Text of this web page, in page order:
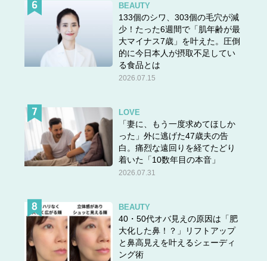
BEAUTY
133個のシワ、303個の毛穴が減
少！たった6週間で「肌年齢が最
大マイナス7歳」を叶えた。圧倒
的に今日本人が摂取不足してい
る食品とは
2026.07.15
LOVE
「妻に、もう一度求めてほしか
った」外に逃げた47歳夫の告
白。痛烈な遠回りを経てたどり
着いた「10数年目の本音」
2026.07.31
BEAUTY
40・50代オバ見えの原因は「肥
大化した鼻！？」リフトアップ
と鼻高見えを叶えるシェーディ
ング術